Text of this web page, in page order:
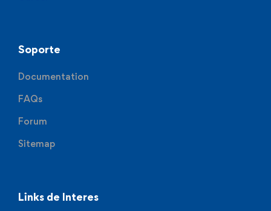
Soporte
Documentation
FAQs
Forum
Sitemap
Links de Interes